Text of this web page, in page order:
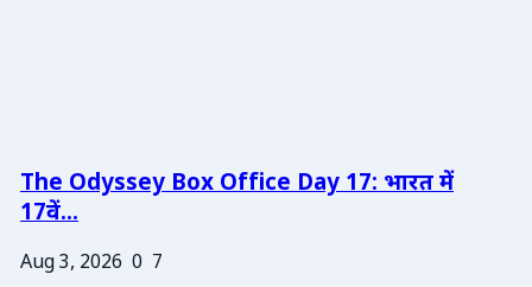
The Odyssey Box Office Day 17: भारत में
17वें...
Aug 3, 2026 0 7